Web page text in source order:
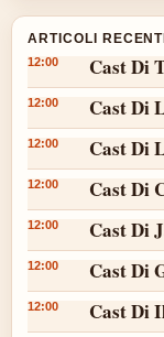
ARTICOLI RECENTI
12:00 Cast Di
12:00 Cast Di
12:00 Cast Di
12:00 Cast Di
12:00 Cast Di
12:00 Cast Di
12:00 Cast Di